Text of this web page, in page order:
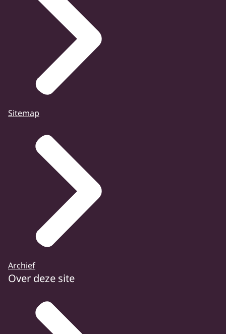
Sitemap
Archief
Over deze site